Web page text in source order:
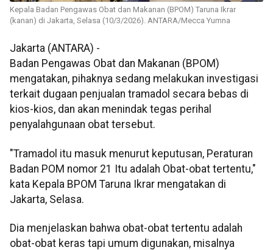
Kepala Badan Pengawas Obat dan Makanan (BPOM) Taruna Ikrar
(kanan) di Jakarta, Selasa (10/3/2026). ANTARA/Mecca Yumna
Jakarta (ANTARA) -
Badan Pengawas Obat dan Makanan (BPOM)
mengatakan, pihaknya sedang melakukan investigasi
terkait dugaan penjualan tramadol secara bebas di
kios-kios, dan akan menindak tegas perihal
penyalahgunaan obat tersebut.
"Tramadol itu masuk menurut keputusan, Peraturan
Badan POM nomor 21 Itu adalah Obat-obat tertentu,"
kata Kepala BPOM Taruna Ikrar mengatakan di
Jakarta, Selasa.
Dia menjelaskan bahwa obat-obat tertentu adalah
obat-obat keras tapi umum digunakan, misalnya